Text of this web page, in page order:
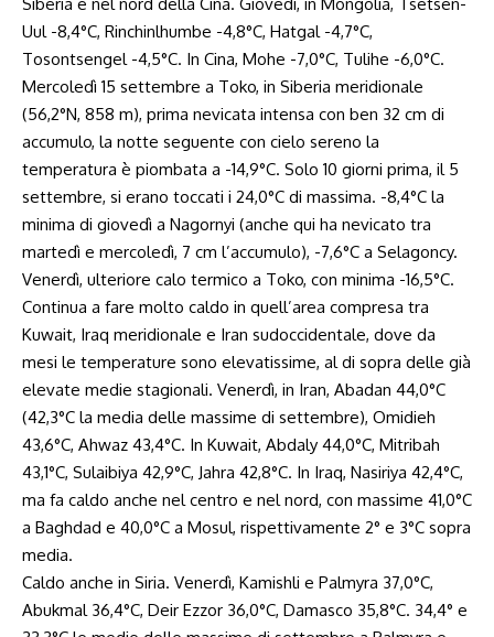
Uul -8,4°C, Rinchinlhumbe -4,8°C, Hatgal -4,7°C,
Tosontsengel -4,5°C. In Cina, Mohe -7,0°C, Tulihe -6,0°C.
Mercoledì 15 settembre a Toko, in Siberia meridionale
(56,2°N, 858 m), prima nevicata intensa con ben 32 cm di
accumulo, la notte seguente con cielo sereno la
temperatura è piombata a -14,9°C. Solo 10 giorni prima, il 5
settembre, si erano toccati i 24,0°C di massima. -8,4°C la
minima di giovedì a Nagornyi (anche qui ha nevicato tra
martedì e mercoledì, 7 cm l’accumulo), -7,6°C a Selagoncy.
Venerdì, ulteriore calo termico a Toko, con minima -16,5°C.
Continua a fare molto caldo in quell’area compresa tra
Kuwait, Iraq meridionale e Iran sudoccidentale, dove da
mesi le temperature sono elevatissime, al di sopra delle già
elevate medie stagionali. Venerdì, in Iran, Abadan 44,0°C
(42,3°C la media delle massime di settembre), Omidieh
43,6°C, Ahwaz 43,4°C. In Kuwait, Abdaly 44,0°C, Mitribah
43,1°C, Sulaibiya 42,9°C, Jahra 42,8°C. In Iraq, Nasiriya 42,4°C,
ma fa caldo anche nel centro e nel nord, con massime 41,0°C
a Baghdad e 40,0°C a Mosul, rispettivamente 2° e 3°C sopra
media.
Caldo anche in Siria. Venerdì, Kamishli e Palmyra 37,0°C,
Abukmal 36,4°C, Deir Ezzor 36,0°C, Damasco 35,8°C. 34,4° e